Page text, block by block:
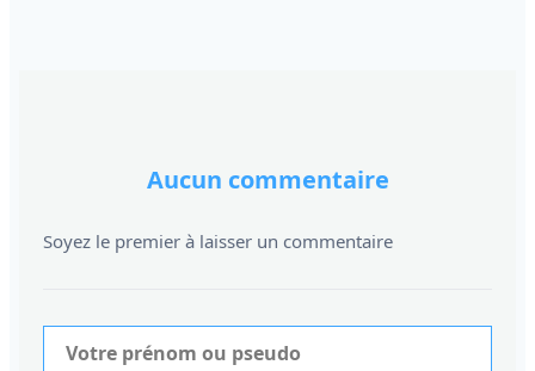
Aucun commentaire
Soyez le premier à laisser un commentaire